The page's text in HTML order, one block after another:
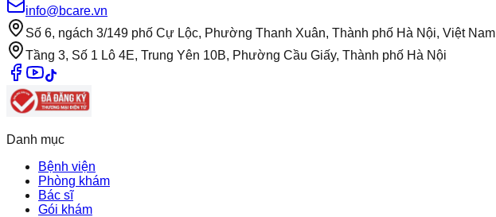
info@bcare.vn
Số 6, ngách 3/149 phố Cự Lộc, Phường Thanh Xuân, Thành phố Hà Nội, Việt Nam
Tầng 3, Số 1 Lô 4E, Trung Yên 10B, Phường Cầu Giấy, Thành phố Hà Nội
Danh mục
Bệnh viện
Phòng khám
Bác sĩ
Gói khám